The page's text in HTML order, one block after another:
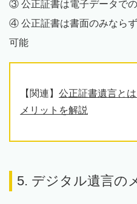
③ 公正証書は電子データで
④ 公正証書は書面のみなら
可能
【関連】 公正証書遺言と
メリットを解説
5. デジタル遺言の